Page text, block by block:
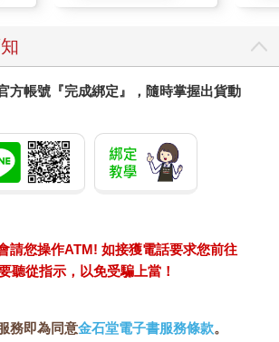
方帳號『完成綁定』，隨時掌握出貨動
請您操作ATM! 如接獲電話要求您前往
聽從指示，以免受騙上當！
務即為同意金石堂電子書服務條款。